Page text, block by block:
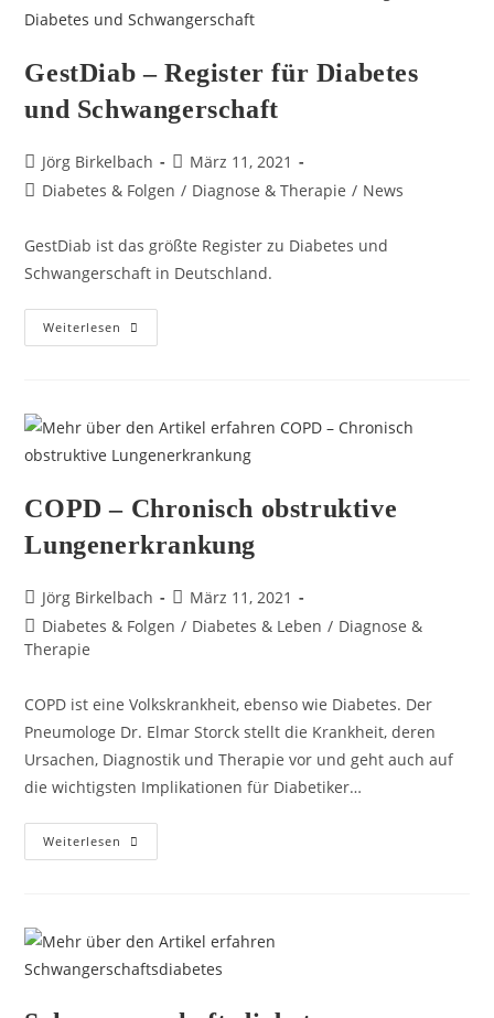
GestDiab – Register für Diabetes
und Schwangerschaft
Jörg Birkelbach
März 11, 2021
Diabetes & Folgen / Diagnose & Therapie / News
GestDiab ist das größte Register zu Diabetes und
Schwangerschaft in Deutschland.
Weiterlesen
COPD – Chronisch obstruktive
Lungenerkrankung
Jörg Birkelbach
März 11, 2021
Diabetes & Folgen / Diabetes & Leben / Diagnose &
Therapie
COPD ist eine Volkskrankheit, ebenso wie Diabetes. Der
Pneumologe Dr. Elmar Storck stellt die Krankheit, deren
Ursachen, Diagnostik und Therapie vor und geht auch auf
die wichtigsten Implikationen für Diabetiker…
Weiterlesen